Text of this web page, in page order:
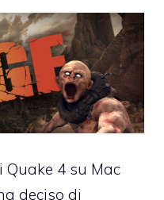
Quake 4 su Mac
deciso di